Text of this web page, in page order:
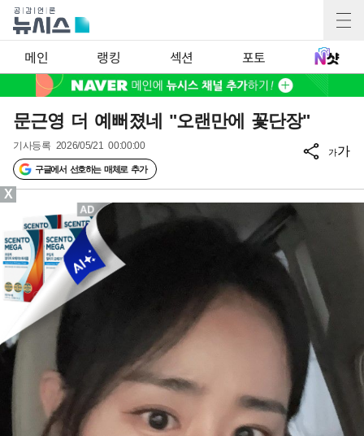
메인 랭킹 섹션 포토
문근영 더 예뻐졌네 "오랜만에 꽃단장"
기사등록 2026/05/21 00:00:00
구글에서 선호하는 매체로 추가
가가
X